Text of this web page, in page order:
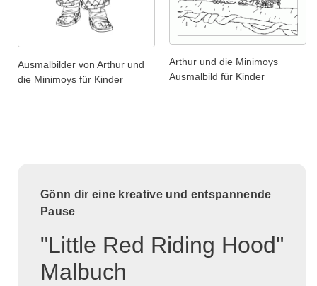
Ausmalbilder von Arthur und
die Minimoys für Kinder
Arthur und die Minimoys
Ausmalbild für Kinder
Gönn dir eine kreative und entspannende
Pause
"Little Red Riding Hood"
Malbuch